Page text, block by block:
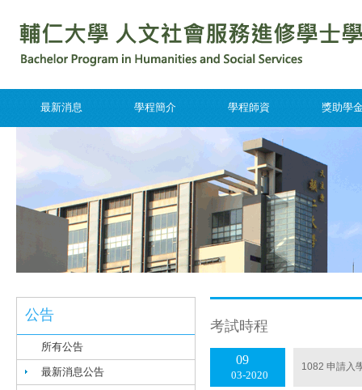
最新消息 學程簡介 學程師資 獎助學
公告
所有公告
最新消息公告
考試時程
03 2020
09 1082 申請入